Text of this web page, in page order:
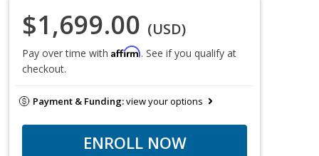
$1,699.00 (USD)
Pay over time with Affirm. See if you qualify at
checkout.
Payment & Funding:view your options
ENROLL NOW